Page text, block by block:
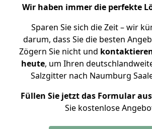
Wir haben immer die perfekte
Sparen Sie sich die Zeit – wir
darum, dass Sie die besten
Zögern Sie nicht und
heute, um Ihren
Salzgitter nach Naumburg
Füllen Sie jetzt das Formular aus
Sie kostenlose